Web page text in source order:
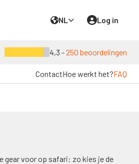
NL Log in
4,3 -250 beoordelingen
ContactHoe werkt het?FAQ
gear voor op safari: zo kies je de